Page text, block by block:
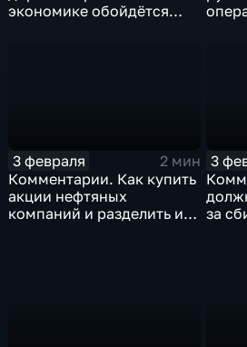
экономике обойдётся
3 февраля
2 мин
Комментарии. Как купить
акции нефтяных
компаний и разделить их
3
за